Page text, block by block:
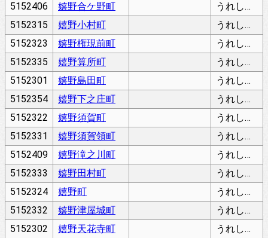
5152406
嬉野合ケ野町
うれしのごがのちょう
5152315
嬉野小村町
うれしのこむらちょう
5152323
嬉野権現前町
うれしのごんげんまえちょう
5152335
嬉野算所町
うれしのさんじょちょう
5152301
嬉野島田町
うれしのしまだちょう
5152354
嬉野下之庄町
うれしのしものしょうちょう
5152322
嬉野須賀町
うれしのすかちょう
5152331
嬉野須賀領町
うれしのすかりょうちょう
5152409
嬉野滝之川町
うれしのたきのがわちょう
5152333
嬉野田村町
うれしのたむらちょう
5152324
嬉野町
うれしのちょう
5152332
嬉野津屋城町
うれしのつやじょうちょう
5152302
嬉野天花寺町 うれしのてんげえじちょう